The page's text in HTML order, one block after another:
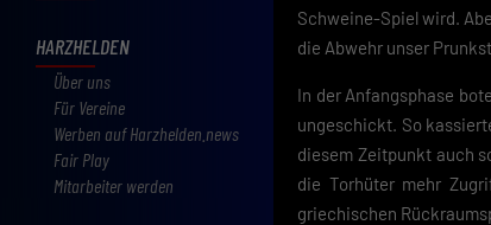
HARZHELDEN
Über uns
Für Vereine
Werben auf Harzhelden.news
Fair Play
Mitarbeiter werden
Schweine-Spiel wird.
die Abwehr unser
In der Anfangsphase
ungeschickt. So
diesem Zeitpunkt auch
die Torhüter mehr
griechischen